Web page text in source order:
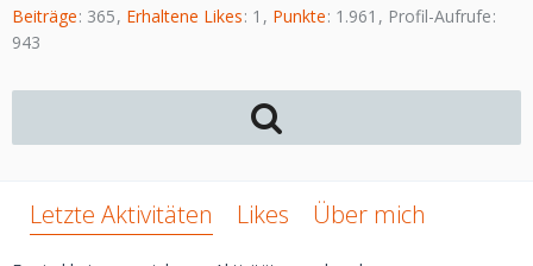
Beiträge 365 Erhaltene Likes 1 Punkte 1.961
Profil-Aufrufe
943
Letzte Aktivitäten Likes Über mich